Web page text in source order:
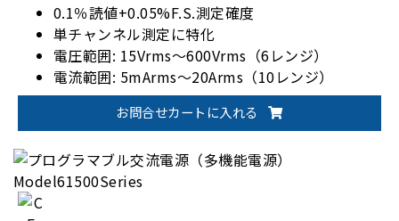
0.1％読値+0.05%F.S.測定確度
単チャンネル測定に特化
電圧範囲: 15Vrms～600Vrms（6レンジ）
電流範囲: 5mArms～20Arms（10レンジ）
EnergyStar/IEC 62301規格対応
オプションで1200Vrmsに対応
お問合せカートに入れる